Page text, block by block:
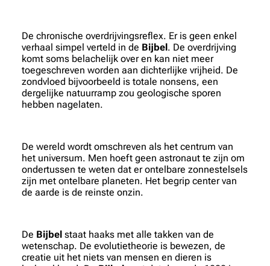
De chronische overdrijvingsreflex. Er is geen enkel
verhaal simpel verteld in de Bijbel. De overdrijving
komt soms belachelijk over en kan niet meer
toegeschreven worden aan dichterlijke vrijheid. De
zondvloed bijvoorbeeld is totale nonsens, een
dergelijke natuurramp zou geologische sporen
hebben nagelaten.
De wereld wordt omschreven als het centrum van
het universum. Men hoeft geen astronaut te zijn om
ondertussen te weten dat er ontelbare zonnestelsels
zijn met ontelbare planeten. Het begrip center van
de aarde is de reinste onzin.
De Bijbel staat haaks met alle takken van de
wetenschap. De evolutietheorie is bewezen, de
creatie uit het niets van mensen en dieren is